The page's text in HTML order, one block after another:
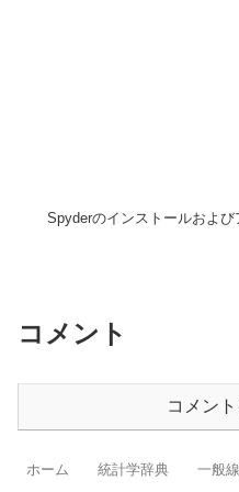
Spyderのインストールおよ
コメント
コメン
ホーム 統計学辞典 一般